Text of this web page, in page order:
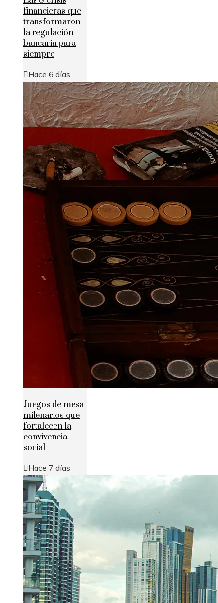
financieras que
transformaron
la regulación
bancaria para
siempre
Hace 6 días
Juegos de mesa
milenarios que
fortalecen la
convivencia
social
Hace 7 días